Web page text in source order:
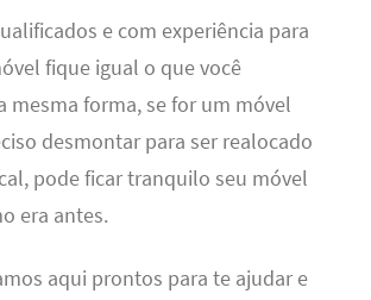
e com experiência para
fique igual o que você
mesma forma, se for um móvel
desmontar para ser realocado
pode ficar tranquilo seu móvel
era antes.
aqui prontos para te ajudar e